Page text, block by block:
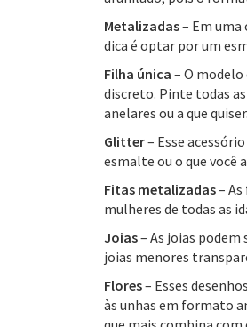
Metalizadas– Em
dica é optar por um
Filha única – O
discreto. Pinte todas
anelares ou a que quiser.
Glitter– Esse
esmalte ou o que você
Fitas metalizadas–
mulheres de todas as
Joias– As joias
joias menores
Flores– Esses
às unhas em formato